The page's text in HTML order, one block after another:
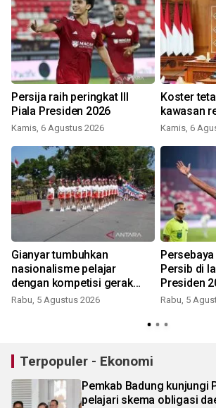
Persija raih peringkat III
Piala Presiden 2026
Kamis, 6 Agustus 2026
Koster
kawasan
Kamis, 6
Gianyar tumbuhkan
nasionalisme pelajar
dengan kompetisi gerak
jalan
Rabu, 5 Agustus 2026
Persib di
Presiden
Rabu, 5
Terpopuler - Ekonomi
Pemkab Badung kunjungi
pelajari skema obligasi